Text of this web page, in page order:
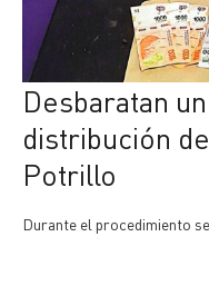
Desbaratan un centro de
distribución
Potrillo
Durante el procedimiento